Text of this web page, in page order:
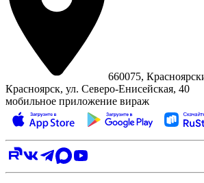
660075,
Красноярск, ул. Северо‑Енисейская, 40
мобильное приложение вираж